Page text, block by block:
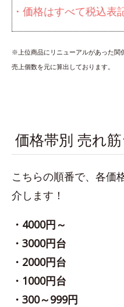
・価格はすべて税込表
※上位商品にリニューアルがあった関
売上個数を元に算出しております。
価格帯別 売れ
こちらの順番で、各価
介します！
・4000円～
・3000円台
・2000円台
・1000円台
・300～999円